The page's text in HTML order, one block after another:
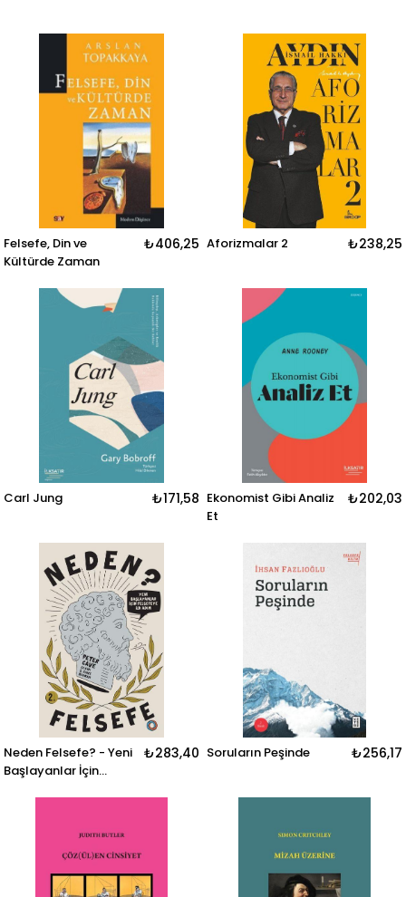
Felsefe, Din ve
Kültürde Zaman
₺406,25 Aforizmalar 2 ₺238,25
Carl Jung ₺171,58 Ekonomist Gibi Analiz
Et
₺202,03
Neden Felsefe? - Yeni
Başlayanlar İçin
₺283,40 Soruların Peşinde ₺256,17